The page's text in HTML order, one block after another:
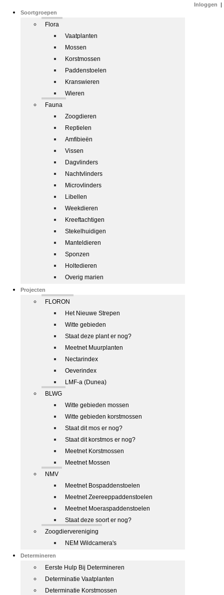
Soortgroepen
Flora
Vaatplanten
Mossen
Korstmossen
Paddenstoelen
Kranswieren
Wieren
Fauna
Zoogdieren
Reptielen
Amfibieën
Vissen
Dagvlinders
Nachtvlinders
Microvlinders
Libellen
Weekdieren
Kreeftachtigen
Stekelhuidigen
Manteldieren
Sponzen
Holtedieren
Overig marien
Projecten
FLORON
Het Nieuwe Strepen
Witte gebieden
Staat deze plant er nog?
Meetnet Muurplanten
Nectarindex
Oeverindex
LMF-a (Dunea)
BLWG
Witte gebieden mossen
Witte gebieden korstmossen
Staat dit mos er nog?
Staat dit korstmos er nog?
Meetnet Korstmossen
Meetnet Mossen
NMV
Meetnet Bospaddenstoelen
Meetnet Zeereeppaddenstoelen
Meetnet Moeraspaddenstoelen
Staat deze soort er nog?
Zoogdiervereniging
NEM Wildcamera's
Determineren
Eerste Hulp Bij Determineren
Determinatie Vaatplanten
Determinatie Korstmossen
Inloggen |